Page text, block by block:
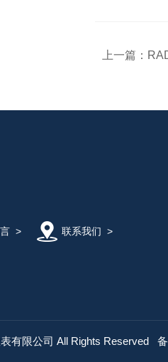
上一篇：
> 联系我们 >
有限公司 All Rights Reserved